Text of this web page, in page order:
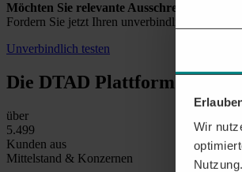
Wir
Nutzung.
Möchten Sie relevante Ausschreibungen in
Fordern Sie jetzt Ihren unverbindlichen
Unverbindlich testen
Die DTAD Plattformin
über
5.500
Kunden aus
Mittelstand & Konzernen